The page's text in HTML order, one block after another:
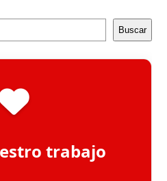
Buscar
trabajo